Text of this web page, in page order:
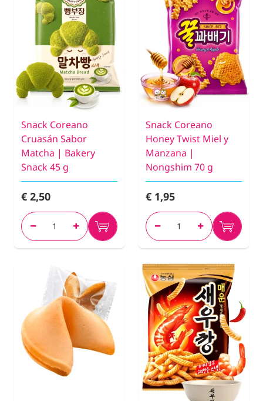
Snack Coreano
Cruasán Sabor
Matcha | Bakery
Snack 45 g
€ 2,50
Snack Coreano
Honey Twist Miel y
Manzana |
Nongshim 70 g
€ 1,95